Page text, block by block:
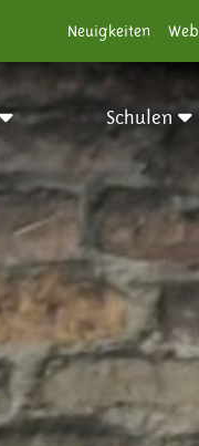
Neuigkeiten
Schulen